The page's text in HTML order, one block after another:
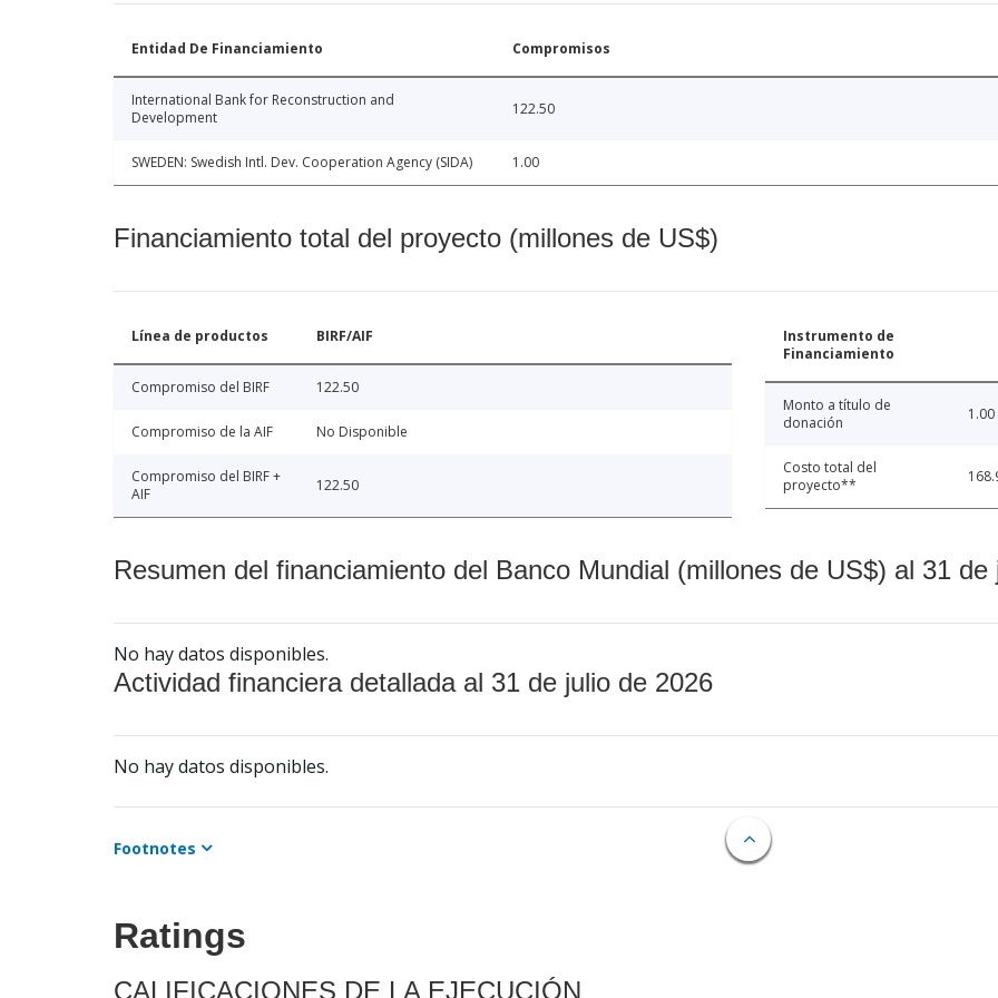
Entidad De Financiamiento Compromisos
International Bank for Reconstruction and
Development
122.50
SWEDEN: Swedish Intl. Dev. Cooperation Agency (SIDA) 1.00
Financiamiento total del proyecto (millones de US$)
Línea de productos BIRF/AIF
Compromiso del BIRF 122.50
Compromiso de la AIF No Disponible
Compromiso del BIRF +
AIF
122.50
Instrumento de
Financiamiento
Monto a título de
donación
1.00
Costo total del
proyecto**
Resumen del financiamiento del Banco Mundial (millones de US$) al 31 de
No hay datos disponibles.
Actividad financiera detallada al 31 de julio de 2026
No hay datos disponibles.
Footnotes
Ratings
CALIFICACIONES DE LA EJECUCIÓN